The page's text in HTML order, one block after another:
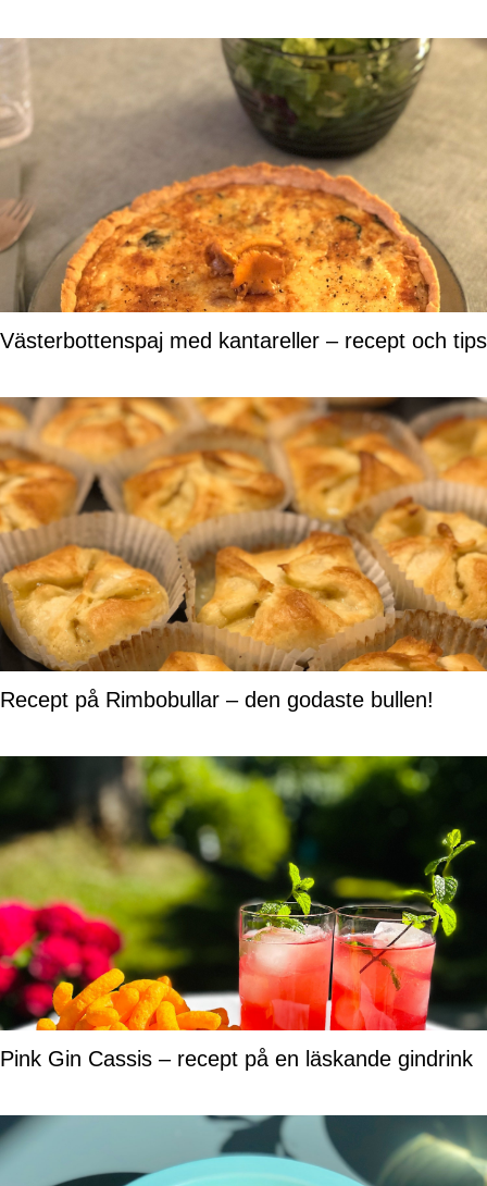
Västerbottenspaj med kantareller – recept och tips
Recept på Rimbobullar – den godaste bullen!
Pink Gin Cassis – recept på en läskande gindrink